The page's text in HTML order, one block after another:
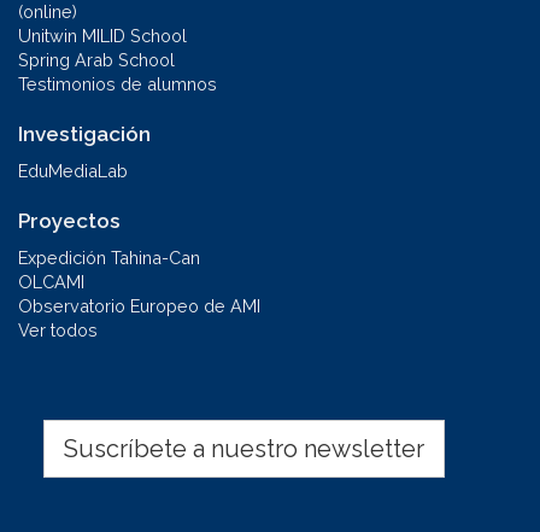
(online)
Unitwin MILID School
Spring Arab School
Testimonios de alumnos
Investigación
EduMediaLab
Proyectos
Expedición Tahina-Can
OLCAMI
Observatorio Europeo de AMI
Ver todos
Suscríbete a nuestro newsletter